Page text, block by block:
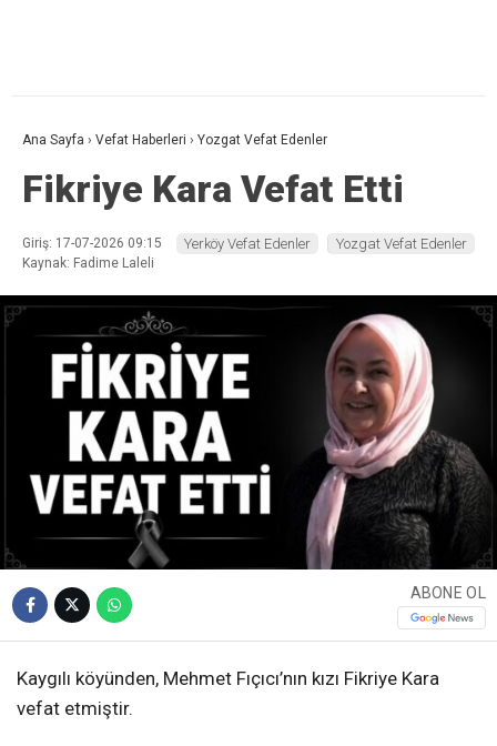
Ana Sayfa › Vefat Haberleri › Yozgat Vefat Edenler
Fikriye Kara Vefat Etti
Giriş: 17-07-2026 09:15
Kaynak: Fadime Laleli
Yerköy Vefat Edenler Yozgat Vefat Edenler
ABONE OL
Kaygılı köyünden, Mehmet Fıçıcı’nın kızı Fikriye Kara
vefat etmiştir.